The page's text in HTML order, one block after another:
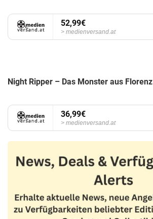
52,99€
medienversand.at
Night Ripper – Das Monster aus Florenz
36,99€
medienversand.at